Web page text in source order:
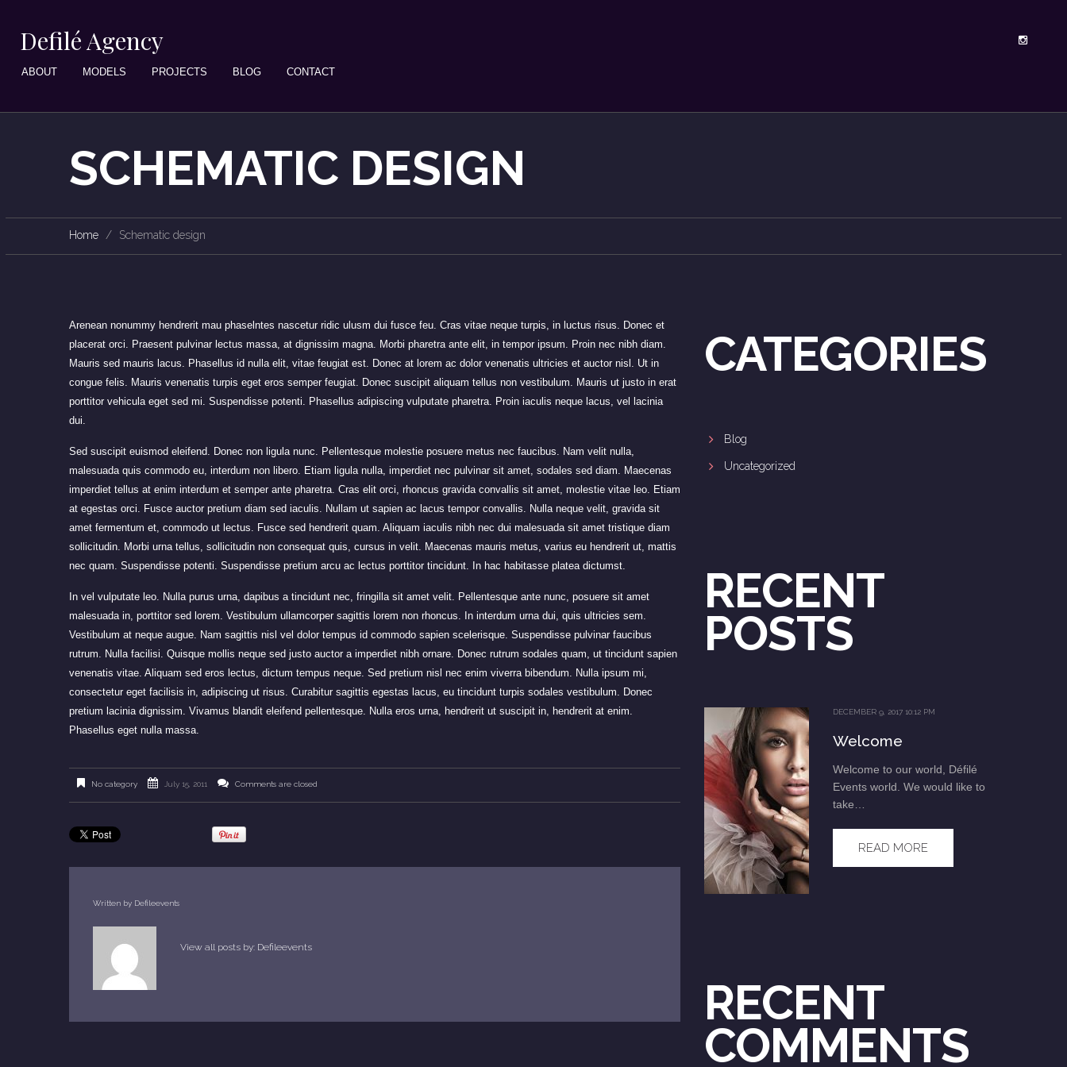
Defilé Agency
ABOUT MODELS PROJECTS BLOG CONTACT
SCHEMATIC DESIGN
Home Schematic design
Arenean nonummy hendrerit mau phaselntes nascetur ridic ulusm dui fusce feu. Cras vitae neque turpis, in luctus risus. Donec et
placerat orci. Praesent pulvinar lectus massa, at dignissim magna. Morbi pharetra ante elit, in tempor ipsum. Proin nec nibh diam.
Mauris sed mauris lacus. Phasellus id nulla elit, vitae feugiat est. Donec at lorem ac dolor venenatis ultricies et auctor nisl. Ut in
congue felis. Mauris venenatis turpis eget eros semper feugiat. Donec suscipit aliquam tellus non vestibulum. Mauris ut justo in erat
porttitor vehicula eget sed mi. Suspendisse potenti. Phasellus adipiscing vulputate pharetra. Proin iaculis neque lacus, vel lacinia
dui.
Sed suscipit euismod eleifend. Donec non ligula nunc. Pellentesque molestie posuere metus nec faucibus. Nam velit nulla,
malesuada quis commodo eu, interdum non libero. Etiam ligula nulla, imperdiet nec pulvinar sit amet, sodales sed diam. Maecenas
imperdiet tellus at enim interdum et semper ante pharetra. Cras elit orci, rhoncus gravida convallis sit amet, molestie vitae leo. Etiam
at egestas orci. Fusce auctor pretium diam sed iaculis. Nullam ut sapien ac lacus tempor convallis. Nulla neque velit, gravida sit
amet fermentum et, commodo ut lectus. Fusce sed hendrerit quam. Aliquam iaculis nibh nec dui malesuada sit amet tristique diam
sollicitudin. Morbi urna tellus, sollicitudin non consequat quis, cursus in velit. Maecenas mauris metus, varius eu hendrerit ut, mattis
nec quam. Suspendisse potenti. Suspendisse pretium arcu ac lectus porttitor tincidunt. In hac habitasse platea dictumst.
In vel vulputate leo. Nulla purus urna, dapibus a tincidunt nec, fringilla sit amet velit. Pellentesque ante nunc, posuere sit amet
malesuada in, porttitor sed lorem. Vestibulum ullamcorper sagittis lorem non rhoncus. In interdum urna dui, quis ultricies sem.
Vestibulum at neque augue. Nam sagittis nisl vel dolor tempus id commodo sapien scelerisque. Suspendisse pulvinar faucibus
rutrum. Nulla facilisi. Quisque mollis neque sed justo auctor a imperdiet nibh ornare. Donec rutrum sodales quam, ut tincidunt sapien
venenatis vitae. Aliquam sed eros lectus, dictum tempus neque. Sed pretium nisl nec enim viverra bibendum. Nulla ipsum mi,
consectetur eget facilisis in, adipiscing ut risus. Curabitur sagittis egestas lacus, eu tincidunt turpis sodales vestibulum. Donec
pretium lacinia dignissim. Vivamus blandit eleifend pellentesque. Nulla eros urna, hendrerit ut suscipit in, hendrerit at enim.
Phasellus eget nulla massa.
No category July 15, 2011 Comments are closed
Written by Defileevents
View all posts by: Defileevents
CATEGORIES
Blog
Uncategorized
RECENT
POSTS
DECEMBER 9, 2017 10:12 PM
Welcome
Welcome to our world, Défilé
Events world. We would like to
take…
READ MORE
RECENT
COMMENTS